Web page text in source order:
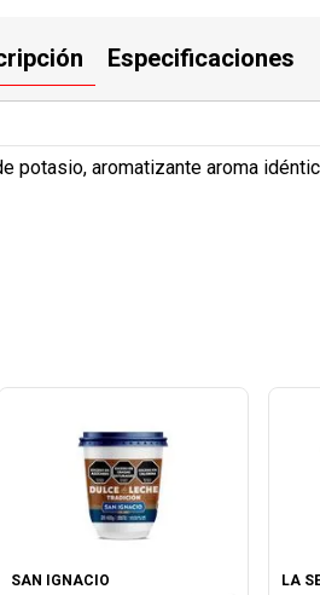
Especificaciones
potasio, aromatizante aroma
SAN IGNACIO
LA